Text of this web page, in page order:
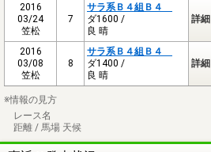
2016
03/24
笠松
7
サラ系Ｂ４組Ｂ４
ダ1600 /
良 晴
詳細
2016
03/08
笠松
8
サラ系Ｂ４組Ｂ４
ダ1400 /
良 晴
詳細
※情報の見方
レース名
距離 / 馬場 天候